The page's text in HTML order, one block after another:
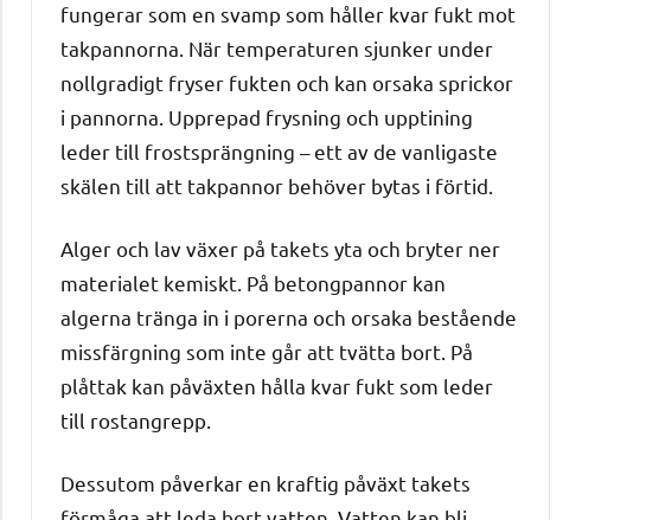
fungerar som en svamp som håller kvar fukt mot
takpannorna. När temperaturen sjunker under
nollgradigt fryser fukten och kan orsaka sprickor
i pannorna. Upprepad frysning och upptining
leder till frostsprängning – ett av de vanligaste
skälen till att takpannor behöver bytas i förtid.
Alger och lav växer på takets yta och bryter ner
materialet kemiskt. På betongpannor kan
algerna tränga in i porerna och orsaka bestående
missfärgning som inte går att tvätta bort. På
plåttak kan påväxten hålla kvar fukt som leder
till rostangrepp.
Dessutom påverkar en kraftig påväxt takets